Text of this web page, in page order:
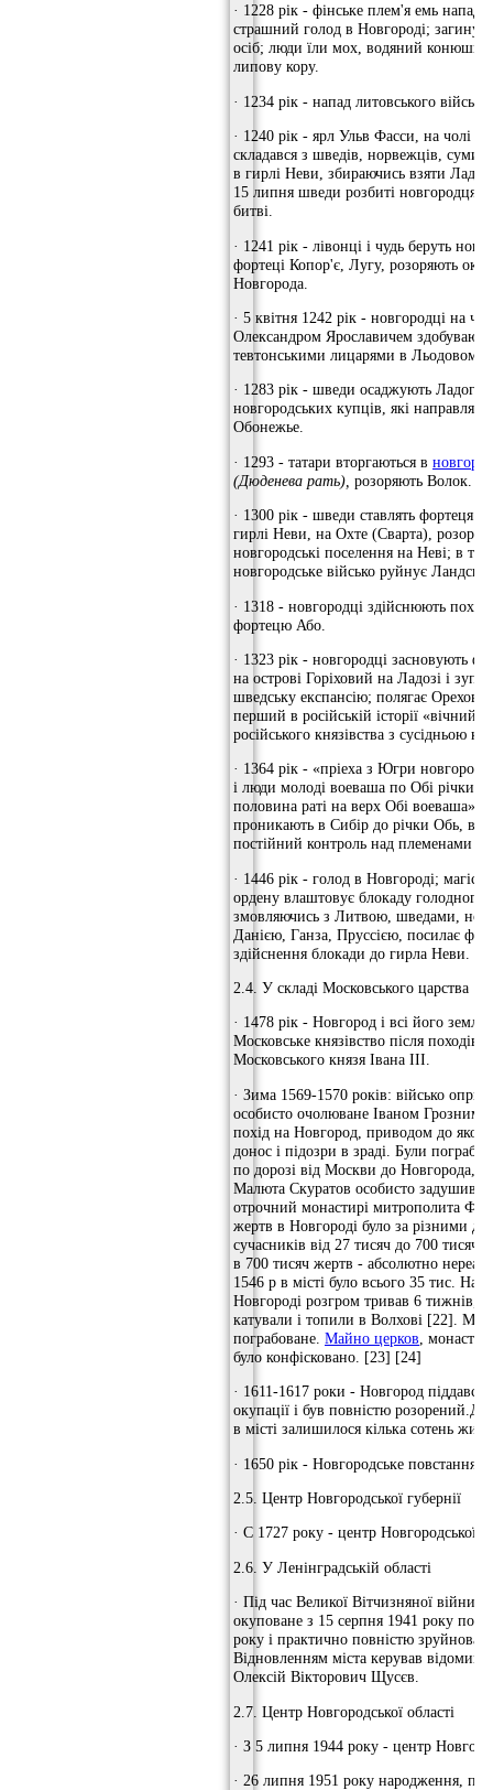
· 1228 рік - фінське плем'я емь
страшний голод в Новгороді;
осіб; люди їли мох, водяний
липову кору.
· 1234 рік - напад литовського
· 1240 рік - ярл Ульв Фасси, на чолі
складався з шведів, норвежців, суми,
в гирлі Неви, збираючись взяти
15 липня шведи розбиті
битві.
· 1241 рік - лівонці і чудь беруть
фортеці Копор'є, Лугу, розоряють
Новгорода.
· 5 квітня 1242 рік - новгородці на
Олександром Ярославичем
тевтонськими лицарями в Льодовому
· 1283 рік - шведи осаджують
новгородських купців, які
Обонежье.
· 1293 - татари вторгаються в
(Дюденева рать), розоряють Волок.
· 1300 рік - шведи ставлять фортеця
гирлі Неви, на Охте (Сварта),
новгородські поселення на Неві; в
новгородське військо руйнує
· 1318 - новгородці здійснюють
фортецю Або.
· 1323 рік - новгородці засновують
на острові Горіховий на Ладозі і
шведську експансію; полягає
перший в російській історії «вічний
російського князівства з сусідньою
· 1364 рік - «пріеха з Югри
і люди молоді воеваша по Обі річки
половина раті на верх Обі воеваша»;
проникають в Сибір до річки Обь,
постійний контроль над племенами
· 1446 рік - голод в Новгороді;
ордену влаштовує блокаду голодного
змовляючись з Литвою, шведами,
Данією, Ганза, Пруссією, посилає
здійснення блокади до гирла Неви.
2.4. У складі Московського царства
· 1478 рік - Новгород і всі його землі
Московське князівство після походів
Московського князя Івана III.
· Зима 1569-1570 років: військо
особисто очолюване Іваном Грозним,
похід на Новгород, приводом до
донос і підозри в зраді. Були
по дорозі від Москви до Новгорода,
Малюта Скуратов особисто задушив у
отрочний монастирі митрополита
жертв в Новгороді було за різними
сучасників від 27 тисяч до 700 тисяч
в 700 тисяч жертв - абсолютно
1546 р в місті було всього 35 тис.
Новгороді розгром тривав 6 тижнів,
катували і топили в Волхові [22].
пограбоване. Майно церков ,
було конфісковано. [23] [24]
· 1611-1617 роки - Новгород піддався
окупації і був повністю розорений.До
в місті залишилося кілька сотень
· 1650 рік - Новгородське повстання
2.5. Центр Новгородської губернії
· C 1727 року - центр Новгородської
2.6. У Ленінградській області
· Під час Великої Вітчизняної війни
окуповане з 15 серпня 1941 року по
року і практично повністю
Відновленням міста керував відомий
Олексій Вікторович Щусєв.
2.7. Центр Новгородської області
· З 5 липня 1944 року - центр
· 26 липня 1951 року народження, під